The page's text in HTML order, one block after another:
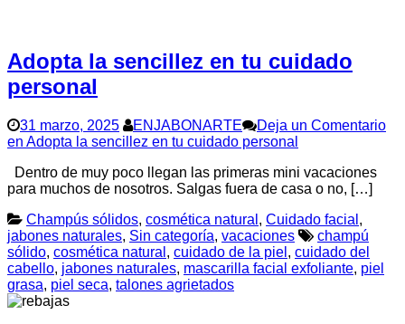
Adopta la sencillez en tu cuidado
personal
31 marzo, 2025 ENJABONARTE
Deja un Comentario
en Adopta la sencillez en tu cuidado personal
Dentro de muy poco llegan las primeras mini vacaciones
para muchos de nosotros. Salgas fuera de casa o no, […]
Champús sólidos, cosmética natural , Cuidado facial ,
jabones naturales, Sin categoría, vacaciones
champú
sólido, cosmética natural , cuidado de la piel , cuidado del
cabello, jabones naturales, mascarilla facial exfoliante, piel
grasa, piel seca, talones agrietados